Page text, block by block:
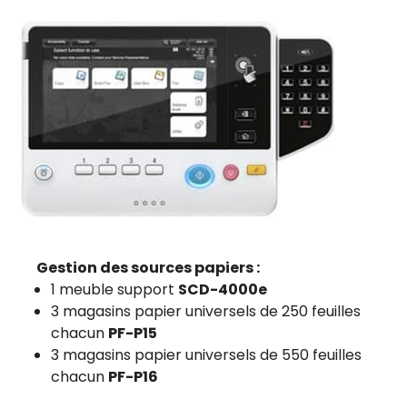
Gestion des sources papiers :
1 meuble support SCD-4000e
3 magasins papier universels de 250 feuilles
chacun PF-P15
3 magasins papier universels de 550 feuilles
chacun PF-P16